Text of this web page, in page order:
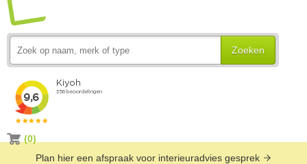
Zoeken
(0)
Plan hier een afspraak voor interieuradvies gesprek